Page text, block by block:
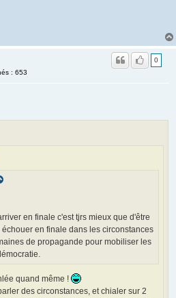
: 653
0
en finale c'est tjrs mieux que d'être
échouer en finale dans les circonstances
de propagande pour mobiliser les
quand même !
des circonstances, et chialer sur 2